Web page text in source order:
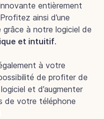
entièrement
ainsi d’une
grâce à notre logiciel de
et intuitif.
à votre
de profiter de
et d’augmenter
de votre téléphone